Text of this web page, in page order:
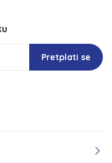
Pretplati se